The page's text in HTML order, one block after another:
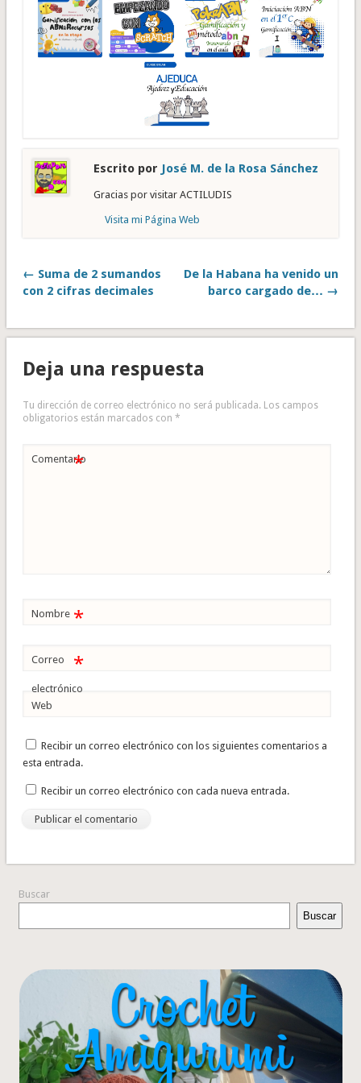
Escrito por José M. de la Rosa Sánchez
Gracias por visitar ACTILUDIS
Visita mi Página Web
← Suma de 2 sumandos
con 2 cifras decimales
De la Habana ha venido un
barco cargado de… →
Deja una respuesta
Tu dirección de correo electrónico no será publicada. Los campos
obligatorios están marcados con *
Comentario
*
Nombre *
Correo
electrónico
*
Web
Recibir un correo electrónico con los siguientes comentarios a
esta entrada.
Recibir un correo electrónico con cada nueva entrada.
Buscar
Buscar